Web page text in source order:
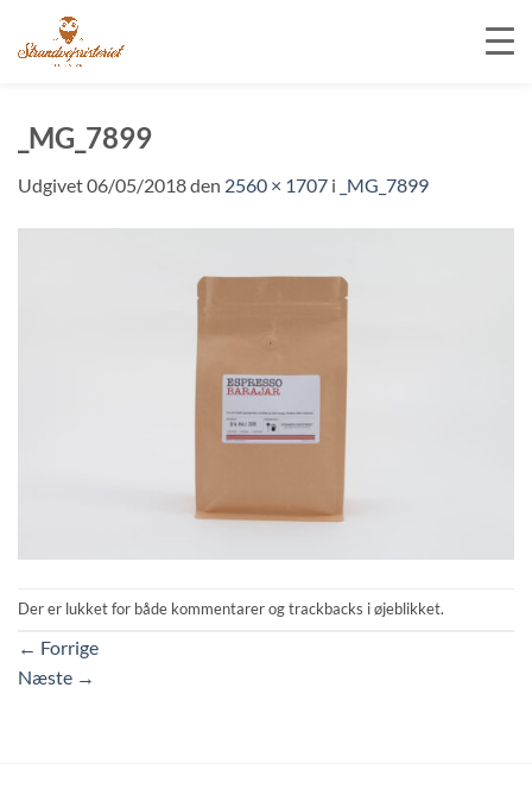
indhold
_MG_7899
Udgivet06/05/2018den 2560 × 1707 i _MG_7899
Der er lukket for både kommentarer og trackbacks i øjeblikket.
← Forrige
Næste →